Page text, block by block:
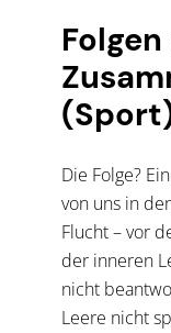
Die Folge?
von uns in
Flucht – vor
der inneren
nicht
Leere nicht